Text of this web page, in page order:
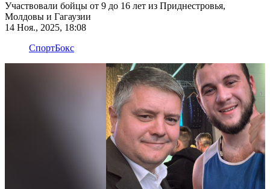
Участвовали бойцы от 9 до 16 лет из Приднестровья,
Молдовы и Гагаузии
14 Ноя., 2025, 18:08
СпортБокс